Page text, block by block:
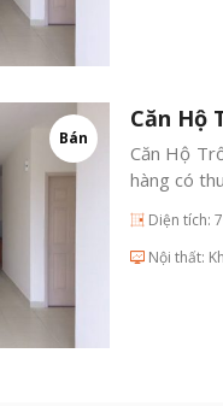
Bán
Căn Hộ
Căn Hộ
hàng có
Diện tích:
Nội thất: